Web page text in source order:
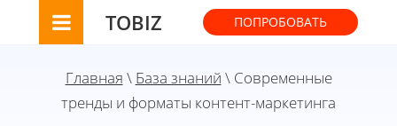
TOBIZ ПОПРОБОВАТЬ
Главная \ База знаний \ Современные
тренды и форматы контент-маркетинга